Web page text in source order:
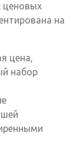
ценовых
на
цена,
набор